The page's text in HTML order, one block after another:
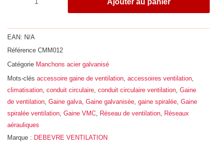
mâle,
galvanisé
Z275,
Ø
125
EAN: N/A
Référence CMM012
Catégorie Manchons acier galvanisé
Mots-clés accessoire gaine de ventilation accessoires ventilation
climatisation conduit circulaire conduit circulaire ventilation Gaine
de ventilation Gaine galva Gaine galvanisée gaine spiralée Gaine
spiralée ventilation Gaine VMC Réseau de ventilation Réseaux
aérauliques
Marque : DEBEVRE VENTILATION